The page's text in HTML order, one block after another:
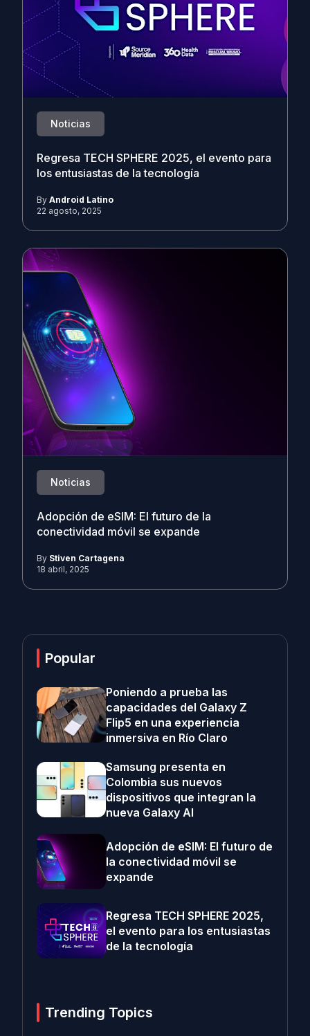
Noticias
Regresa TECH SPHERE 2025, el evento para
los entusiastas de la tecnología
By Android Latino
22 agosto, 2025
Noticias
Adopción de eSIM: El futuro de la
conectividad móvil se expande
By Stiven Cartagena
18 abril, 2025
Popular
Poniendo a prueba las
capacidades del Galaxy Z
Flip5 en una experiencia
inmersiva en Río Claro
Samsung presenta en
Colombia sus nuevos
dispositivos que integran la
nueva Galaxy AI
Adopción de eSIM: El futuro de
la conectividad móvil se
expande
Regresa TECH SPHERE 2025,
el evento para los entusiastas
de la tecnología
Trending Topics